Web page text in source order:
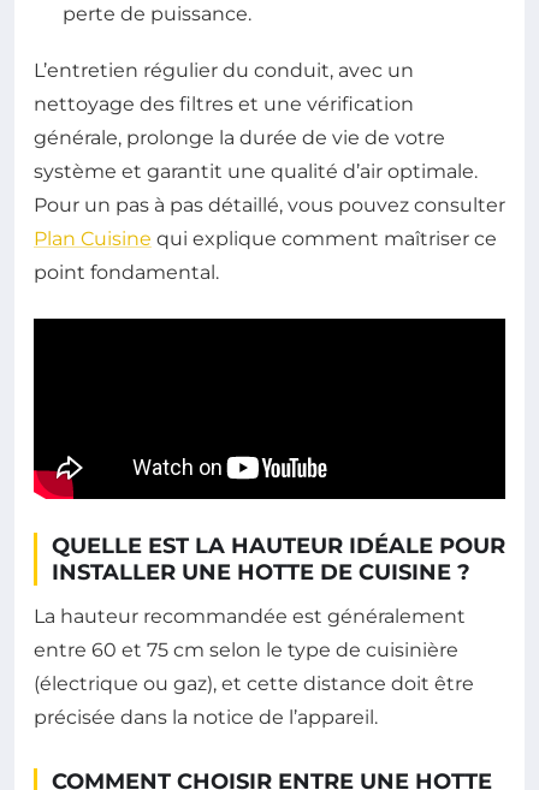
perte de puissance.
L’entretien régulier du conduit, avec un
nettoyage des filtres et une vérification
générale, prolonge la durée de vie de votre
système et garantit une qualité d’air optimale.
Pour un pas à pas détaillé, vous pouvez consulter
Plan Cuisine qui explique comment maîtriser ce
point fondamental.
QUELLE EST LA HAUTEUR IDÉALE POUR
INSTALLER UNE HOTTE DE CUISINE ?
La hauteur recommandée est généralement
entre 60 et 75 cm selon le type de cuisinière
(électrique ou gaz), et cette distance doit être
précisée dans la notice de l’appareil.
COMMENT CHOISIR ENTRE UNE HOTTE